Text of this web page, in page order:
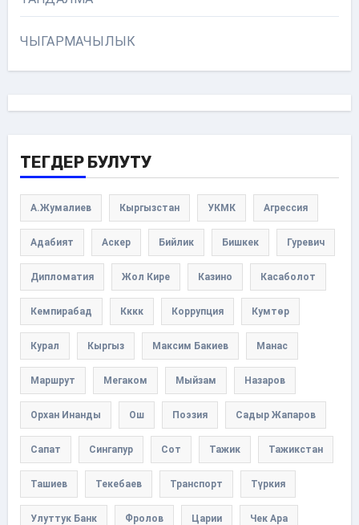
ЧЫГАРМАЧЫЛЫК
ТЕГДЕР БУЛУТУ
А.Жумалиев Кыргызстан УКМК Агрессия
Адабият Аскер Бийлик Бишкек Гуревич
Дипломатия Жол Кире Казино Касаболот
Кемпирабад Кккк Коррупция Кумтөр
Курал Кыргыз Максим Бакиев Манас
Маршрут Мегаком Мыйзам Назаров
Орхан Инанды Ош Поэзия Садыр Жапаров
Сапат Сингапур Сот Тажик Тажикстан
Ташиев Текебаев Транспорт Түркия
Улуттук Банк Фролов Царии Чек Ара